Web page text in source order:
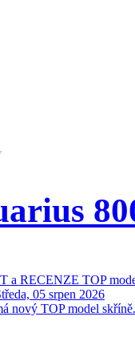
a RECENZE TOP
05 srpen 2026
nový TOP model